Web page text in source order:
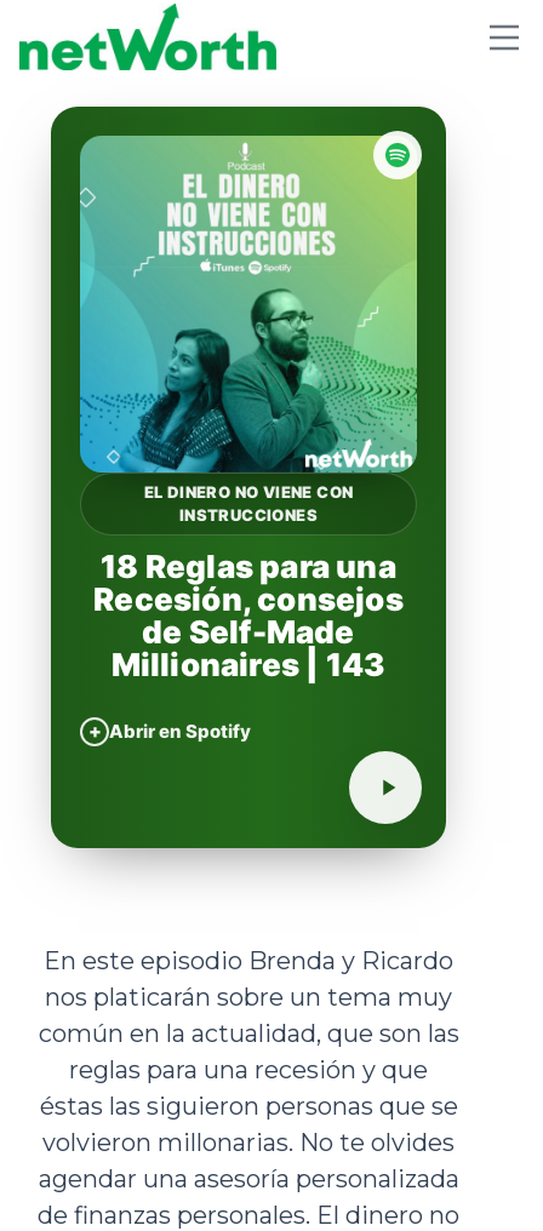
EL DINERO NO VIENE CON
INSTRUCCIONES
18 Reglas para una
Recesión, consejos
de Self-Made
Millionaires | 143
+ Abrir en Spotify
En este episodio Brenda y Ricardo
nos platicarán sobre un tema muy
común en la actualidad, que son las
reglas para una recesión y que
éstas las siguieron personas que se
volvieron millonarias. No te olvides
agendar una asesoría personalizada
de finanzas personales. El dinero no